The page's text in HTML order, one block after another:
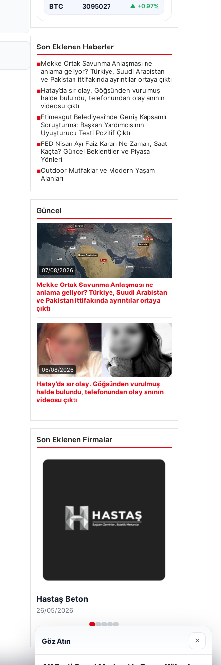
BTC 3095027 ▲ +0.97%
Son Eklenen Haberler
■Mekke Ortak Savunma Anlaşması ne
anlama geliyor? Türkiye, Suudi Arabistan
ve Pakistan ittifakında ayrıntılar ortaya çıktı
■Hatay’da sır olay. Göğsünden vurulmuş
halde bulundu, telefonundan olay anının
videosu çıktı
■Etimesgut Belediyesi’nde Geniş Kapsamlı
Soruşturma: Başkan Yardımcısının
Uyuşturucu Testi Pozitif Çıktı
■FED Nisan Ayı Faiz Kararı Ne Zaman, Saat
Kaçta? Güncel Beklentiler ve Piyasa
Yönleri
■Outdoor Mutfaklar ve Modern Yaşam
Alanları
Güncel
07/08/2026
Mekke Ortak Savunma Anlaşması ne
anlama geliyor? Türkiye, Suudi Arabistan
ve Pakistan ittifakında ayrıntılar ortaya
çıktı
06/08/2026
Hatay’da sır olay. Göğsünden vurulmuş
halde bulundu, telefonundan olay anının
videosu çıktı
Son Eklenen Firmalar
Hastaş Beton
26/05/2026
Göz Atın ×